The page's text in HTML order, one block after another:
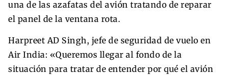
una de las azafatas del avión tratando de reparar
el panel de la ventana rota.
Harpreet AD Singh, jefe de seguridad de vuelo en
Air India: «Queremos llegar al fondo de la
situación para tratar de entender por qué el avión